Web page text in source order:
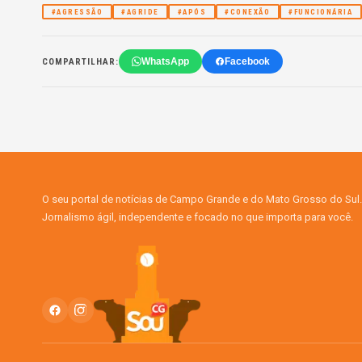
#AGRESSÃO #AGRIDE #APÓS #CONEXÃO #FUNCIONÁRIA
COMPARTILHAR: WhatsApp Facebook
O seu portal de notícias de Campo Grande e do Mato Grosso do Sul.
Jornalismo ágil, independente e focado no que importa para você.